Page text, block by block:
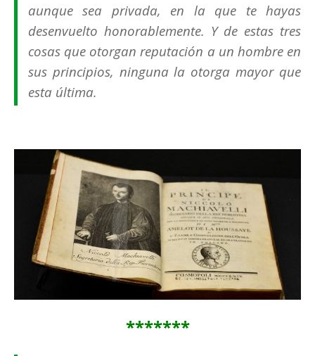
aunque sea privada, en la que te hayas
desenvuelto honorablemente. Y de estas tres
cosas que otorgan reputación a un hombre en
sus principios, ninguna la otorga mayor que
esta última.
*******